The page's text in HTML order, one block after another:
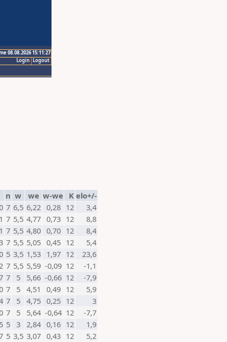
08.08.2026 15:11:27
Logout
Login
n w we w-we K elo+/-
7 6,5 6,22 0,28 12
3,4
7 5,5 4,77 0,73 12
8,8
7 5,5 4,80 0,70 12
8,4
7 5,5 5,05 0,45 12
5,4
5 3,5 1,53 1,97 12
23,6
7 5,5 5,59 -0,09 12
-1,1
7 5 5,66 -0,66 12
-7,9
7 5 4,51 0,49 12
5,9
7 5 4,75 0,25 12
3
7 5 5,64 -0,64 12
-7,7
5 3 2,84 0,16 12
1,9
5 3,5 3,07 0,43 12
5,2